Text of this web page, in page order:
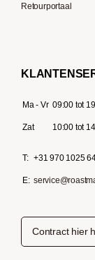
Retourportaal
Ma - Vr 09:00 tot
Zat 10:00 tot
T: +31 970 1025
E:
Contract hier